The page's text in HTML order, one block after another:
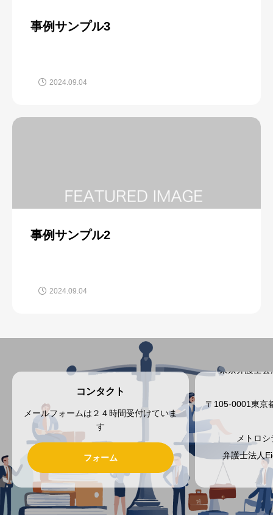
事例サンプル3
2024.09.04
事例サンプル2
2024.09.04
コンタクト
メールフォームは２４時間受付けていま
す
フォーム
東京弁護士
〒105-0001東京
メトロ
弁護士法人